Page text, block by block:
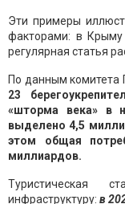
Эти примеры
факторами: в
регулярная статья
По данным комитета
23
«шторма века» в
выделено 4,5
этом общая
миллиардов.
Туристическая
инфраструктуру: в